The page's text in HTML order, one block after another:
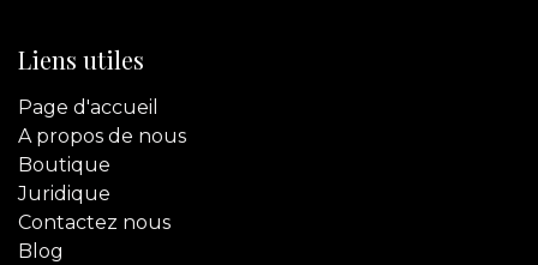
Liens utiles
Page d'accueil
A propos de nous
Boutique
Juridique
Contactez nous
Blog